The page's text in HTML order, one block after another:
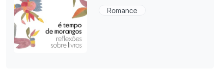
Romance